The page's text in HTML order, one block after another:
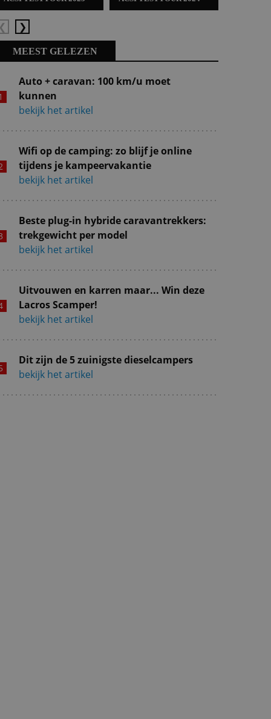
Volgende
MEEST GELEZEN
Auto + caravan: 100 km/u moet
kunnen
bekijk het artikel
Wifi op de camping: zo blijf je online
tijdens je kampeervakantie
bekijk het artikel
Beste plug-in hybride caravantrekkers:
trekgewicht per model
bekijk het artikel
Uitvouwen en karren maar... Win deze
Lacros Scamper!
bekijk het artikel
Dit zijn de 5 zuinigste dieselcampers
bekijk het artikel